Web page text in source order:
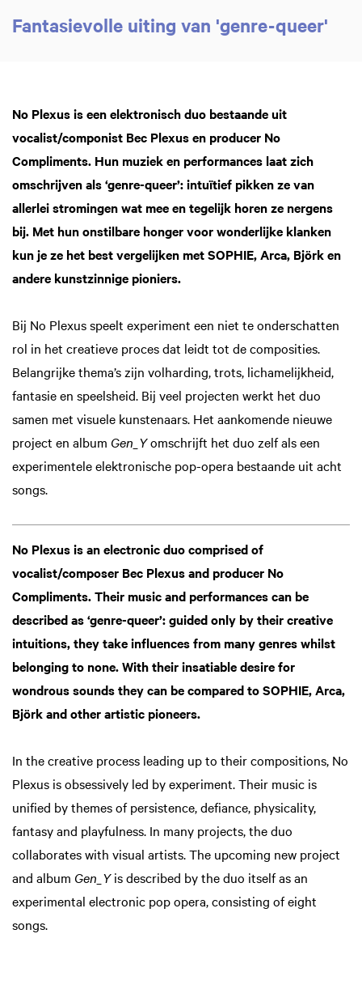
Fantasievolle uiting van 'genre-queer'
No Plexus is een elektronisch duo bestaande uit
vocalist/componist Bec Plexus en producer No
Compliments. Hun muziek en performances laat zich
omschrijven als ‘genre-queer’: intuïtief pikken ze van
allerlei stromingen wat mee en tegelijk horen ze nergens
bij. Met hun onstilbare honger voor wonderlijke klanken
kun je ze het best vergelijken met SOPHIE, Arca, Björk en
andere kunstzinnige pioniers.
Bij No Plexus speelt experiment een niet te onderschatten
rol in het creatieve proces dat leidt tot de composities.
Belangrijke thema’s zijn volharding, trots, lichamelijkheid,
fantasie en speelsheid. Bij veel projecten werkt het duo
samen met visuele kunstenaars. Het aankomende nieuwe
project en album Gen_Yomschrijft het duo zelf als een
experimentele elektronische pop-opera bestaande uit acht
songs.
No Plexus is an electronic duo comprised of
vocalist/composer Bec Plexus and producer No
Compliments. Their music and performances can be
described as ‘genre-queer’: guided only by their creative
intuitions, they take influences from many genres whilst
belonging to none. With their insatiable desire for
wondrous sounds they can be compared to SOPHIE, Arca,
Björk and other artistic pioneers.
In the creative process leading up to their compositions, No
Plexus is obsessively led by experiment. Their music is
unified by themes of persistence, defiance, physicality,
fantasy and playfulness. In many projects, the duo
collaborates with visual artists. The upcoming new project
and album Gen_Yis described by the duo itself as an
experimental electronic pop opera, consisting of eight
songs.